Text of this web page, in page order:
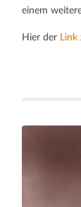
einem
Hier der Link